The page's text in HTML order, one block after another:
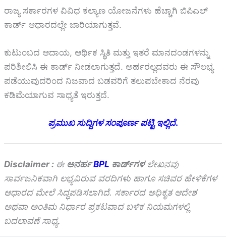
ರಾಜ್ಯ ಸರ್ಕಾರಗಳ ವಿವಿಧ ಕಲ್ಯಾಣ ಯೋಜನೆಗಳು ಹೆಚ್ಚಾಗಿ ಬಿಪಿಎಲ್
ಕಾರ್ಡ್ ಆಧಾರದಲ್ಲೇ ಜಾರಿಯಾಗುತ್ತವೆ.
ಕುಟುಂಬದ ಆದಾಯ, ಆರ್ಥಿಕ ಸ್ಥಿತಿ ಮತ್ತು ಇತರೆ ಮಾನದಂಡಗಳನ್ನು
ಪರಿಶೀಲಿಸಿ ಈ ಕಾರ್ಡ್ ನೀಡಲಾಗುತ್ತದೆ. ಅರ್ಹರಲ್ಲದವರು ಈ ಸೌಲಭ್ಯ
ಪಡೆಯುವುದರಿಂದ ನಿಜವಾದ ಬಡವರಿಗೆ ತಲುಪಬೇಕಾದ ನೆರವು
ಕಡಿಮೆಯಾಗುವ ಸಾಧ್ಯತೆ ಇರುತ್ತದೆ.
ಪ್ರಮುಖ ಸುದ್ದಿಗಳಸಂಪೂರ್ಣಪಟ್ಟಿ ಇಲ್ಲಿದೆ.
Disclaimer : ಈ ಅನರ್ಹBPL ಕಾರ್ಡ್‌ಗಳಲೇಖನವು
ಸಾರ್ವಜನಿಕವಾಗಿ ಲಭ್ಯವಿರುವ ವರದಿಗಳು ಹಾಗೂ ಸಚಿವರ ಹೇಳಿಕೆಗಳ
ಆಧಾರದ ಮೇಲೆ ಸಿದ್ಧಪಡಿಸಲಾಗಿದೆ. ಸರ್ಕಾರದ ಅಧಿಕೃತ ಆದೇಶ
ಅಥವಾ ಅಂತಿಮ ನಿರ್ಧಾರ ಪ್ರಕಟವಾದ ಬಳಿಕ ನಿಯಮಗಳಲ್ಲಿ
ಬದಲಾವಣೆ ಸಾಧ್ಯ.